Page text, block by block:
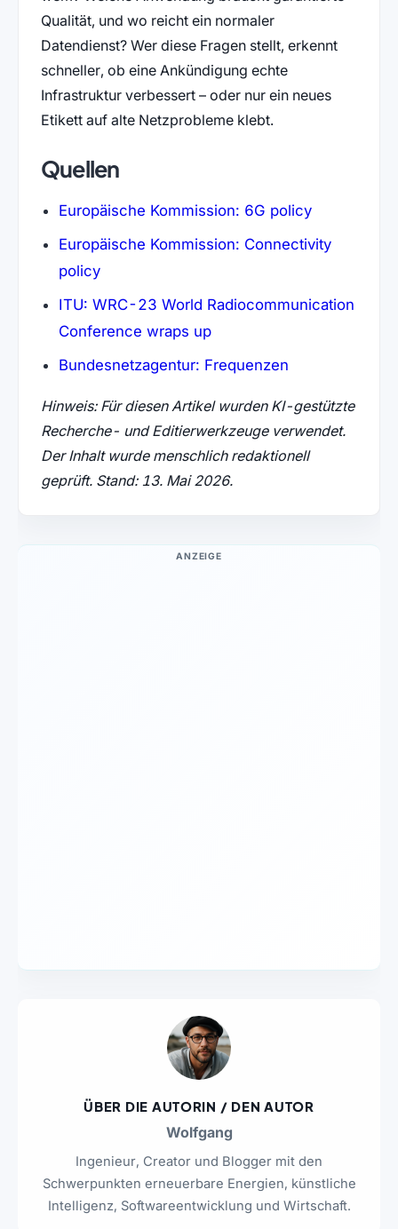
Qualität, und wo reicht ein normaler
Datendienst? Wer diese Fragen stellt, erkennt
schneller, ob eine Ankündigung echte
Infrastruktur verbessert – oder nur ein neues
Etikett auf alte Netzprobleme klebt.
Quellen
Europäische Kommission: 6G policy(öffnet in
Europäische Kommission: Connectivity
policy(öffnet in neuem Tab)
ITU: WRC-23 World Radiocommunication
Conference wraps up(öffnet in neuem Tab)
Bundesnetzagentur: Frequenzen(öffnet in
Hinweis: Für diesen Artikel wurden KI-gestützte
Recherche- und Editierwerkzeuge verwendet.
Der Inhalt wurde menschlich redaktionell
geprüft. Stand: 13. Mai 2026.
ANZEIGE
ÜBER DIE AUTORIN / DEN AUTOR
Wolfgang
Ingenieur, Creator und Blogger mit den
Schwerpunkten erneuerbare Energien, künstliche
Intelligenz, Softwareentwicklung und Wirtschaft.